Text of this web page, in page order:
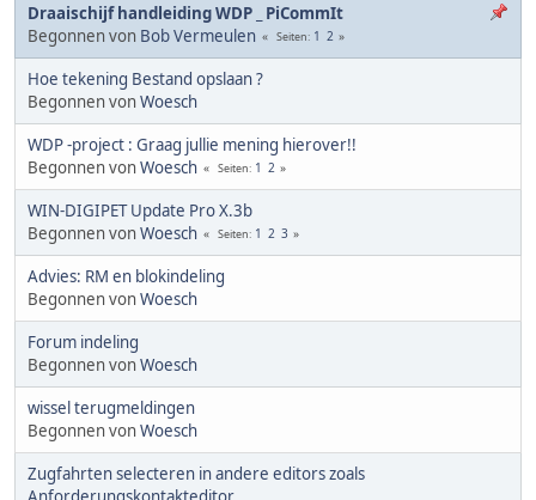
Draaischijf handleiding WDP _ PiCommIt
Begonnen von Bob Vermeulen Seiten 1 2
Hoe tekening Bestand opslaan ?
Begonnen vonWoesch
WDP -project : Graag jullie mening hierover!!
Begonnen vonWoesch Seiten 1 2
WIN-DIGIPET Update Pro X.3b
Begonnen vonWoesch Seiten 1 2 3
Advies: RM en blokindeling
Begonnen vonWoesch
Forum indeling
Begonnen vonWoesch
wissel terugmeldingen
Begonnen vonWoesch
Zugfahrten selecteren in andere editors zoals